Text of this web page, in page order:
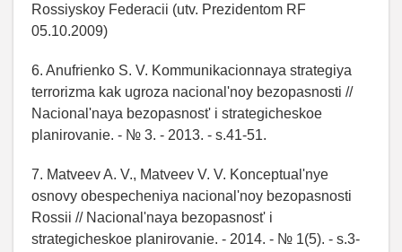
Rossiyskoy Federacii (utv. Prezidentom RF
05.10.2009)
6. Anufrienko S. V. Kommunikacionnaya strategiya
terrorizma kak ugroza nacional'noy bezopasnosti //
Nacional'naya bezopasnost' i strategicheskoe
planirovanie. - № 3. - 2013. - s.41-51.
7. Matveev A. V., Matveev V. V. Konceptual'nye
osnovy obespecheniya nacional'noy bezopasnosti
Rossii // Nacional'naya bezopasnost' i
strategicheskoe planirovanie. - 2014. - № 1(5). - s.3-